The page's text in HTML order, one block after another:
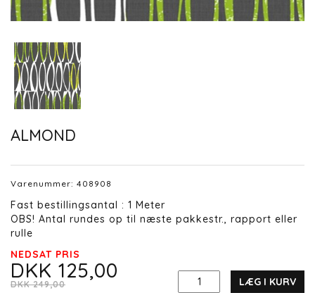
ALMOND
Varenummer: 408908
Fast bestillingsantal : 1 Meter
OBS! Antal rundes op til næste pakkestr., rapport eller
rulle
NEDSAT PRIS
DKK 125,00
DKK 249,00 LÆG I KURV